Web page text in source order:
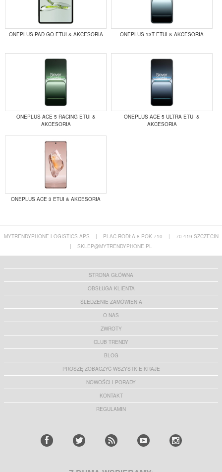
ONEPLUS PAD GO ETUI & AKCESORIA ONEPLUS 13T ETUI & AKCESORIA
ONEPLUS ACE 5 RACING ETUI &
AKCESORIA
ONEPLUS ACE 5 ULTRA ETUI &
AKCESORIA
ONEPLUS ACE 3 ETUI & AKCESORIA
MYTRENDYPHONE LOGISTICS APS | PLAC RODŁA 8 POK 710 |
70-419 SZCZECIN
|
SKLEP@MYTRENDYPHONE.PL
STRONA GŁÓWNA
OBSŁUGA KLIENTA
ŚLEDZENIE ZAMÓWIENIA
O NAS
ZWROTY
CLUB TRENDY
BLOG
PROSZĘ ZOBACZYĆ WSZYSTKIE KRAJE
NOWOŚCI I PORADY
KONTAKT
REGULAMIN